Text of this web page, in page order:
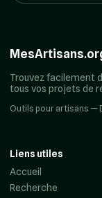
Trouvez facilement
tous vos projets de
Outils pour artisans —
Liens utiles
Accueil
Recherche